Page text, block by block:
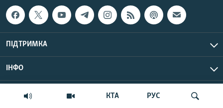
КТА РУС
ПІДТРИМКА
ІНФО
© Крим.Реалії, 2026 | Усі права застережено.